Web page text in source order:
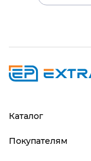
Каталог
Покупателям